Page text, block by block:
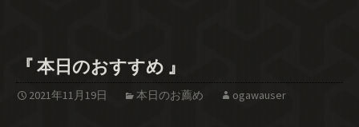
『 本日のおすすめ 』
2021年11月19日 本日のお薦め ogawauser